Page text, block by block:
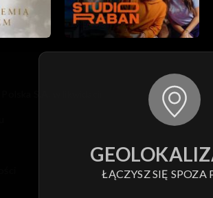
ŁĄCZYSZ SIĘ SPOZA